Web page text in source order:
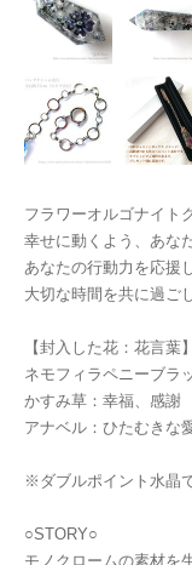
フラワーオルゴナイト
幸せに動くよう、あな
あなたの行動力を応援
大切な時間を共に過ご
【封入した花：花言葉】
ネモフィラペニーブラ
かすみ草：幸福、感謝
アナベル：ひたむきな
※ダブルポイント水晶
○STORY○
モノクロームの素材を